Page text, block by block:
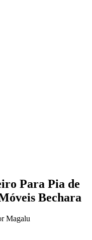
Para Pia de
Bechara
Magalu